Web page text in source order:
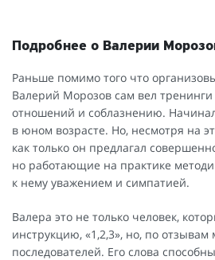
Подробнее о Валерии
Раньше помимо того что
Валерий Морозов сам вел
отношений и соблазнению.
в юном возрасте. Но, несмотря на
как только он предлагал
но работающие на практике
к нему уважением и симпатией.
Валера это не только человек,
инструкцию, «1,2,3», но, по отзывам
последователей. Его слова